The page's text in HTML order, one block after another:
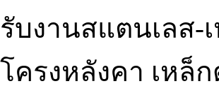
รับงานสแตนเลส
โครงหลังคา เหล็